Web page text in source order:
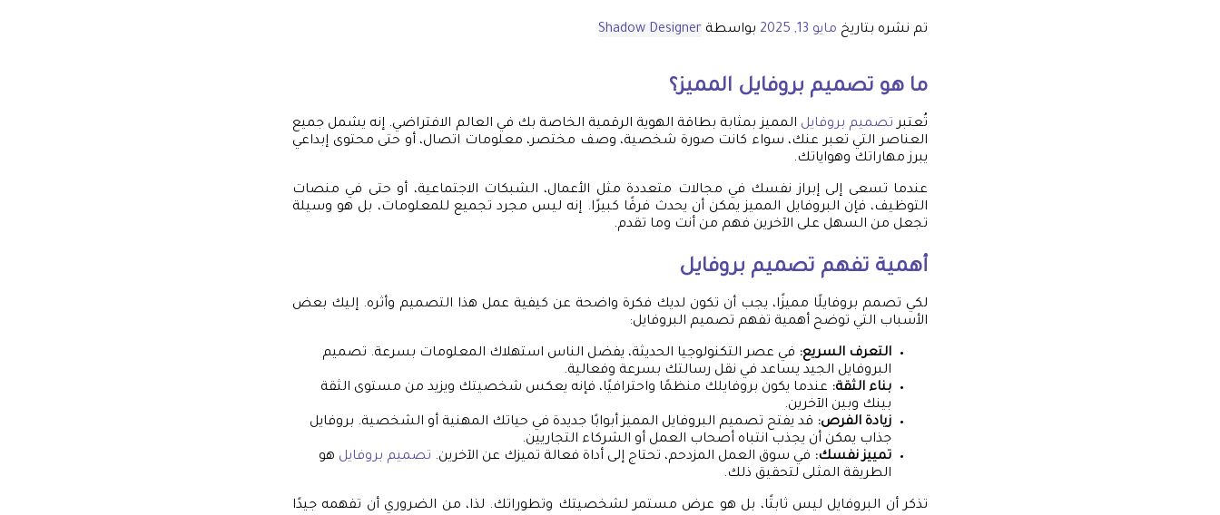
تم نشره بتاريخ مايو 13, 2025 بواسطة Shadow Designer
ما هو تصميم بروفايل المميز؟
تُعتبر تصميم بروفايل المميز بمثابة بطاقة الهوية الرقمية الخاصة بك في العالم الافتراضي. إنه يشمل جميع
العناصر التي تعبر عنك، سواء كانت صورة شخصية، وصف مختصر، معلومات اتصال، أو حتى محتوى إبداعي
يبرز مهاراتك وهواياتك.
عندما تسعى إلى إبراز نفسك في مجالات متعددة مثل الأعمال، الشبكات الاجتماعية، أو حتى في منصات
التوظيف، فإن البروفايل المميز يمكن أن يحدث فرقًا كبيرًا. إنه ليس مجرد تجميع للمعلومات، بل هو وسيلة
تجعل من السهل على الآخرين فهم من أنت وما تقدم.
أهمية تفهم تصميم بروفايل
لكي تصمم بروفايلًا مميزًا، يجب أن تكون لديك فكرة واضحة عن كيفية عمل هذا التصميم وأثره. إليك بعض
الأسباب التي توضح أهمية تفهم تصميم البروفايل:
التعرف السريع: في عصر التكنولوجيا الحديثة، يفضل الناس استهلاك المعلومات بسرعة. تصميم
البروفايل الجيد يساعد في نقل رسالتك بسرعة وفعالية.
بناء الثقة: عندما يكون بروفايلك منظمًا واحترافيًا، فإنه يعكس شخصيتك ويزيد من مستوى الثقة
بينك وبين الآخرين.
زيادة الفرص: قد يفتح تصميم البروفايل المميز أبوابًا جديدة في حياتك المهنية أو الشخصية. بروفايل
جذاب يمكن أن يجذب انتباه أصحاب العمل أو الشركاء التجاريين.
تمييز نفسك: في سوق العمل المزدحم، تحتاج إلى أداة فعالة تميزك عن الآخرين. تصميم بروفايل هو
الطريقة المثلى لتحقيق ذلك.
تذكر أن البروفايل ليس ثابتًا، بل هو عرض مستمر لشخصيتك وتطوراتك. لذا، من الضروري أن تفهمه جيدًا